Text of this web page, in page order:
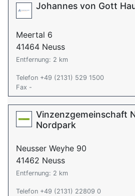
Johannes von Gott
Meertal 6
41464 Neuss
Entfernung: 2 km
Telefon +49 (2131) 529 1500
Fax -
Vinzenzgemeinschaft
Nordpark
Neusser Weyhe 90
41462 Neuss
Entfernung: 2 km
Telefon +49 (2131) 22809 0